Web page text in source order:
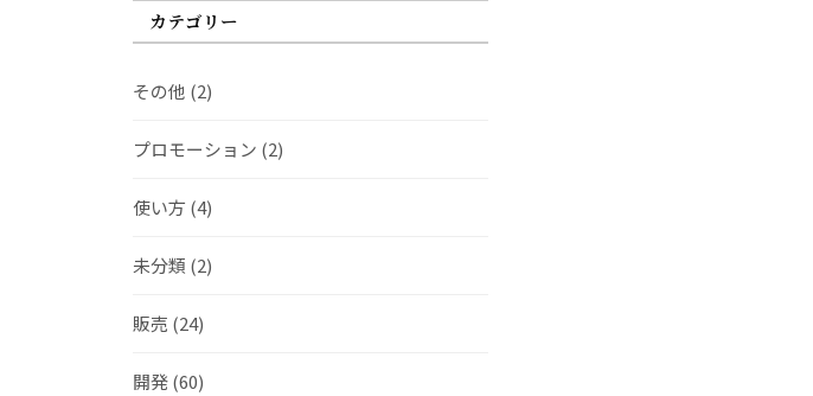
カテゴリー
その他 (2)
プロモーション (2)
使い方 (4)
未分類 (2)
販売 (24)
開発(60)